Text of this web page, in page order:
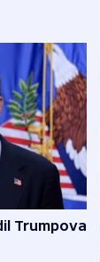
Trumpova